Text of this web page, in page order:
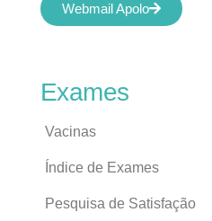
Exames
Vacinas
Índice de Exames
Pesquisa de Satisfação
Webmail Apolo